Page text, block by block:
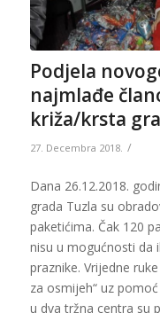
Podjela
najmlađe
križa/krsta
27. Decembra 2018. /
Dana 26.12.2018.
grada Tuzla su
paketićima. Čak 120
nisu u mogućnosti da
praznike. Vrijedne
za osmijeh“ uz
u dva tržna centra su